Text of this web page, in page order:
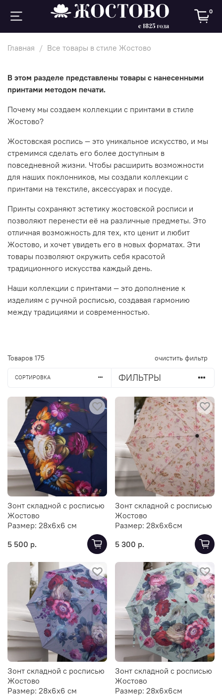
0
Главная Все товары в стиле Жостово
В этом разделе представлены товары с нанесенными
принтами методом печати.
Почему мы создаем коллекции с принтами в стиле
Жостово?
Жостовская роспись — это уникальное искусство, и мы
стремимся сделать его более доступным в
повседневной жизни. Чтобы расширить возможности
для наших поклонников, мы создали коллекции с
принтами на текстиле, аксессуарах и посуде.
Принты сохраняют эстетику жостовской росписи и
позволяют перенести её на различные предметы. Это
отличная возможность для тех, кто ценит и любит
Жостово, и хочет увидеть его в новых форматах. Эти
товары позволяют окружить себя красотой
традиционного искусства каждый день.
Наши коллекции с принтами — это дополнение к
изделиям с ручной росписью, создавая гармонию
между традициями и современностью.
Товаров 175 очистить фильтр
СОРТИРОВКА ФИЛЬТРЫ
Зонт складной с росписью
Жостово
Размер: 28х6х6 см
5 500 р.
Зонт складной с росписью
Жостово
Размер: 28х6х6см
5 300 р.
Зонт складной с росписью
Жостово
Размер: 28х6х6 см
Зонт складной с росписью
Жостово
Размер: 28х6х6см